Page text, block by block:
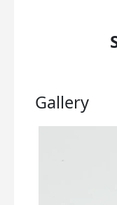
Gallery